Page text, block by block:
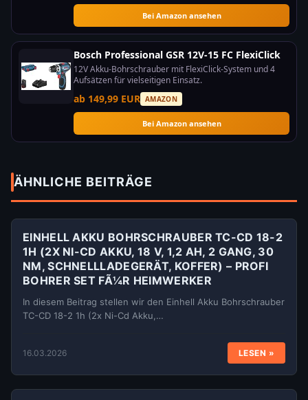
Bei Amazon ansehen
Bosch Professional GSR 12V-15 FC FlexiClick
12V Akku-Bohrschrauber mit FlexiClick-System und 4
Aufsätzen für vielseitigen Einsatz.
ab 149,99 EUR AMAZON
Bei Amazon ansehen
ÄHNLICHE BEITRÄGE
EINHELL AKKU BOHRSCHRAUBER TC-CD 18-2
1H (2X NI-CD AKKU, 18 V, 1,2 AH, 2 GANG, 30
NM, SCHNELLLADEGERÄT, KOFFER) – PROFI
BOHRER SET FÃ¼R HEIMWERKER
In diesem Beitrag stellen wir den Einhell Akku Bohrschrauber
TC-CD 18-2 1h (2x Ni-Cd Akku,…
16.03.2026 LESEN »